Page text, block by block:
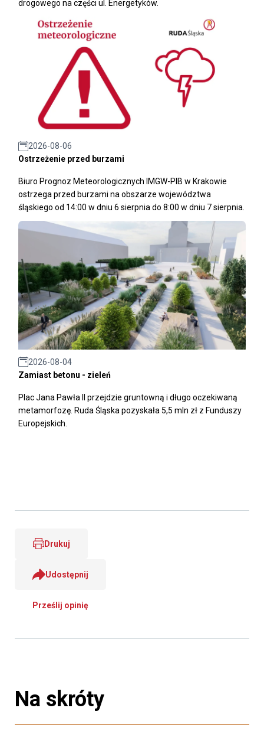
drogowego na części ul. Energetyków.
2026-08-06
Ostrzeżenie przed burzami
Biuro Prognoz Meteorologicznych IMGW-PIB w Krakowie
ostrzega przed burzami na obszarze województwa
śląskiego od 14:00 w dniu 6 sierpnia do 8:00 w dniu 7 sierpnia.
2026-08-04
Zamiast betonu - zieleń
Plac Jana Pawła II przejdzie gruntowną i długo oczekiwaną
metamorfozę. Ruda Śląska pozyskała 5,5 mln zł z Funduszy
Europejskich.
Drukuj
Udostępnij
Prześlij opinię
Na skróty